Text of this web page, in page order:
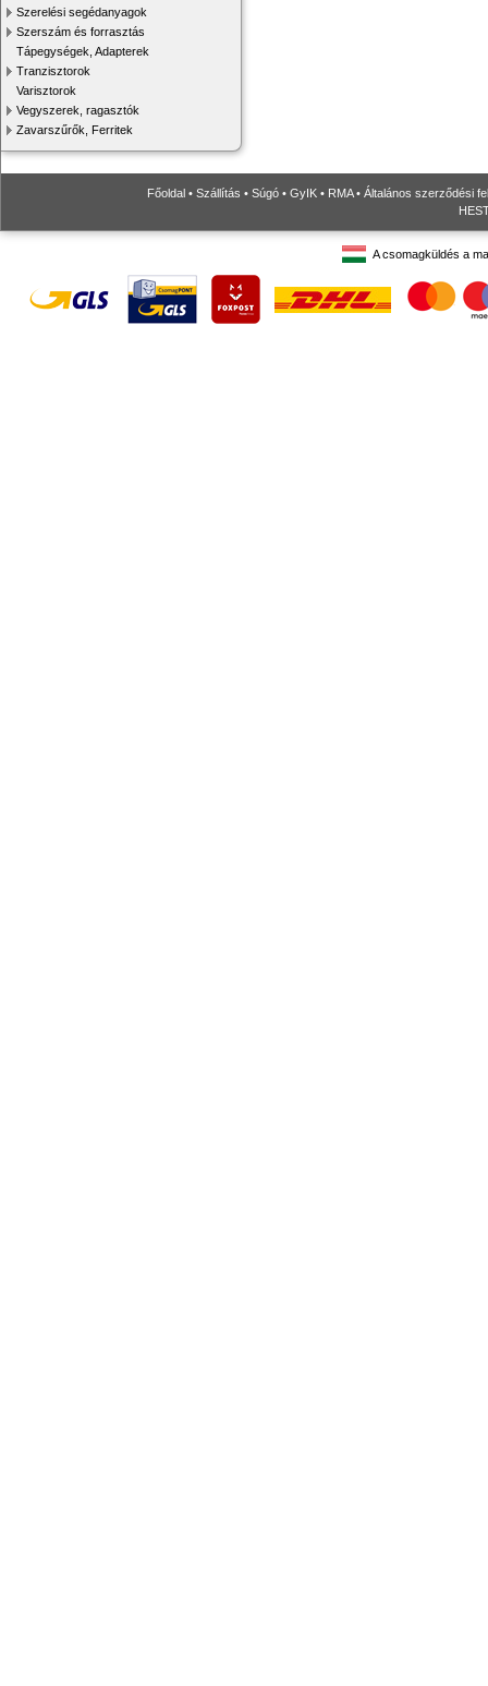
Szerelési segédanyagok
Szerszám és forrasztás
Tápegységek, Adapterek
Tranzisztorok
Varisztorok
Vegyszerek, ragasztók
Zavarszűrők, Ferritek
Főoldal • Szállítás • Súgó • GyIK • RMA• Általános szerződési
A csomagküldés a